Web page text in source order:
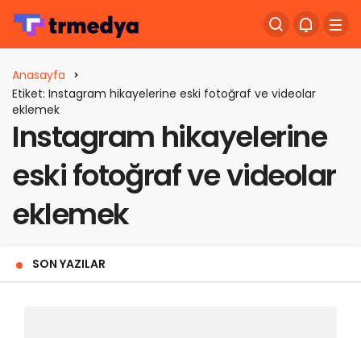
Anasayfa
Etiket: Instagram hikayelerine eski fotoğraf ve videolar
eklemek
Instagram hikayelerine
eski fotoğraf ve videolar
eklemek
SON YAZILAR